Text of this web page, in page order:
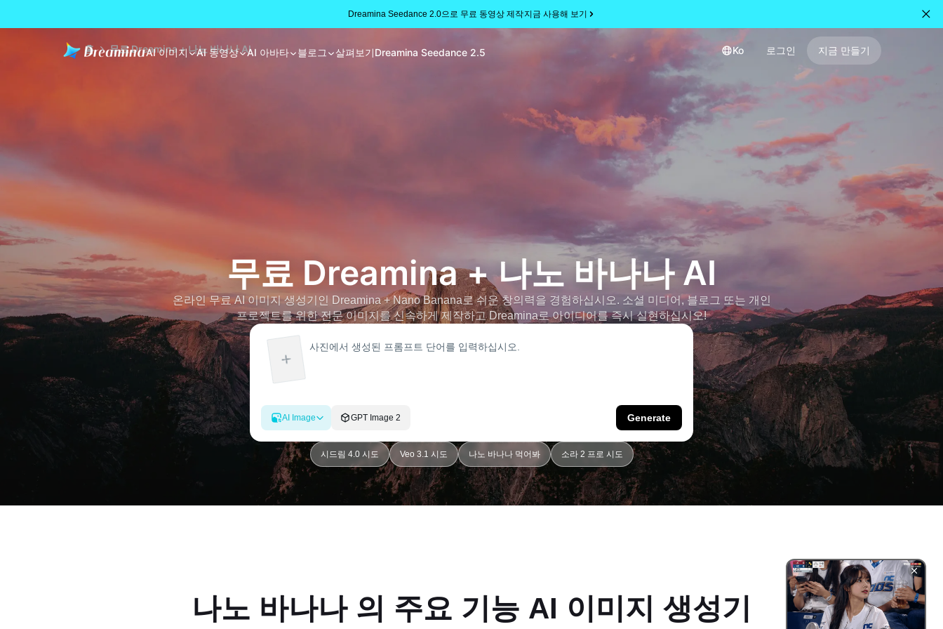
Dreamina Seedance 2.0으로 무료 동영상 제작지금 사용해 보기
AI 이미지 AI 동영상 AI 아바타 블로그 살펴보기Dreamina Seedance 2.5 Ko 로그인 지금 만들기
홈 무료 Dreamina + 나노 바나나 AI
무료 Dreamina + 나노 바나나 AI
온라인 무료 AI 이미지 생성기인 Dreamina + Nano Banana로 쉬운 창의력을 경험하십시오. 소셜 미디어, 블로그 또는 개인
프로젝트를 위한 전문 이미지를 신속하게 제작하고 Dreamina로 아이디어를 즉시 실현하십시오!
AI Image GPT Image 2 Generate
시드림 4.0 시도 Veo 3.1 시도 나노 바나나 먹어봐 소라 2 프로 시도
나노 바나나 의 주요 기능 AI 이미지 생성기